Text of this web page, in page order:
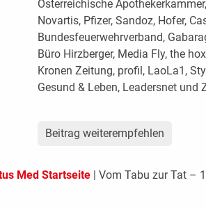
Österreichische
Novartis, Pfizer, Sandoz, Hofer,
Bundesfeuerwehrverband,
Büro Hirzberger, Media Fly, the
Kronen Zeitung, profil, LaoLa1,
Gesund & Leben, Leadersnet und
Beitrag weiterempfehlen
Med Startseite | Vom Tabu zur Tat –